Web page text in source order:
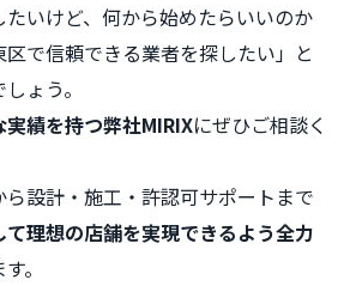
たいけど、何から始めたらいいのか
で信頼できる業者を探したい」と
ょう。
実績を持つ弊社MIRIXにぜひご相談く
設計・施工・許認可サポートまで
て理想の店舗を実現できるよう全力
。